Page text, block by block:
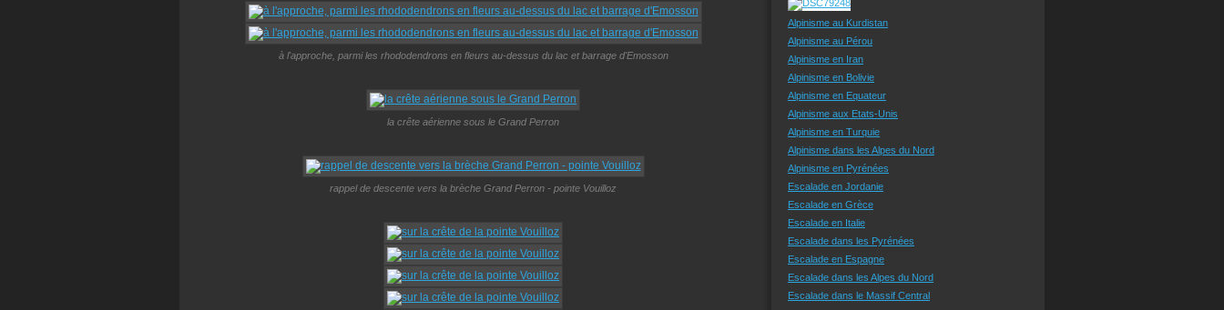
à l'approche, parmi les rhododendrons en fleurs au-dessus du lac et barrage d'Emosson
la crête aérienne sous le Grand Perron
rappel de descente vers la brèche Grand Perron - pointe Vouilloz
Alpinisme au Kurdistan
Alpinisme au Pérou
Alpinisme en Iran
Alpinisme en Bolivie
Alpinisme en Equateur
Alpinisme aux Etats-Unis
Alpinisme en Turquie
Alpinisme dans les Alpes du Nord
Alpinisme en Pyrénées
Escalade en Jordanie
Escalade en Grèce
Escalade en Italie
Escalade dans les Pyrénées
Escalade en Espagne
Escalade dans les Alpes du Nord
Escalade dans le Massif Central